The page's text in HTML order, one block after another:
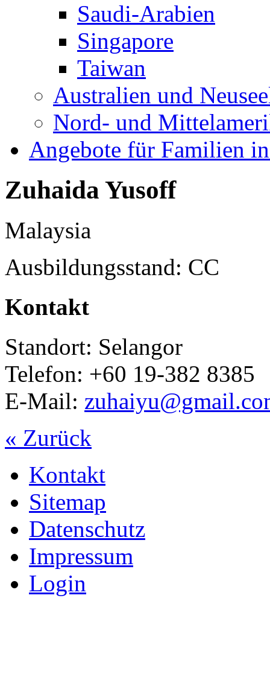
Saudi-Arabien
Singapore
Taiwan
Australien und
Nord- und
Angebote für Familien
Zuhaida Yusoff
Malaysia
Ausbildungsstand: CC
Kontakt
Standort: Selangor
Telefon: +60 19-382 8385
E-Mail:
« Zurück
Kontakt
Sitemap
Datenschutz
Impressum
Login